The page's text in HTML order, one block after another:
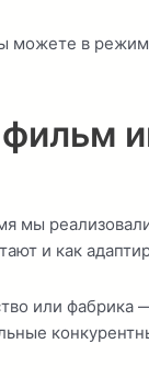
можете в
мы
и как
или фабрика